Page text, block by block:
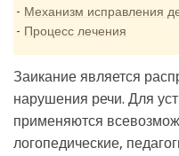
Механизм исправления
Процесс лечения
Заикание является
нарушения речи. Для
применяются
логопедические,